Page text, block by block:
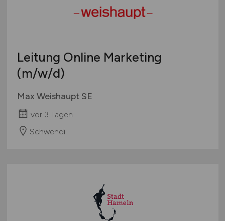
Leitung Online Marketing
(m/w/d)
Max Weishaupt SE
vor 3 Tagen
Schwendi